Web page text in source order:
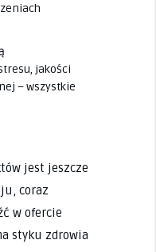
jakości
– wszystkie
jest jeszcze
coraz
w ofercie
styku zdrowia